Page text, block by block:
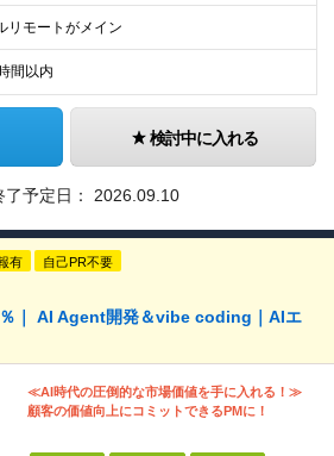
リモートがメイン
間以内
検討中に入れる
了予定日： 2026.09.10
有 自己PR不要
｜ AI Agent開発＆vibe coding｜AIエ
≪AI時代の圧倒的な市場価値を手に入れる！≫
顧客の価値向上にコミットできるPMに！